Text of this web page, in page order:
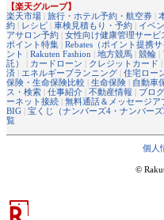
【楽天グループ】
楽天市場 | 旅行・ホテル予約・航空券 |
約 | レシピ | 車検見積もり・予約 | イベ
アサロン予約 | 女性向け健康管理サービ
ポイント特集 | Rebates（ポイント提携サ
ント | Rakuten Fashion | 地方競馬 | 競輪 |
託）
| カードローン | クレジットカード |
済 | エネルギープランニング | 住宅ロー
保険・生命保険比較 | 生命保険 | 自動車
ス・検索 | 仕事紹介 | 不動産情報 | ブログ
ーネット接続 | 無料通話＆メッセージア
BIG | 宝くじ（ナンバーズ4・ナンバーズ
覧
個人
©